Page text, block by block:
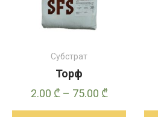
Субстрат
Торф
2.00 ₾ – 75.00 ₾Диапазон
цен: